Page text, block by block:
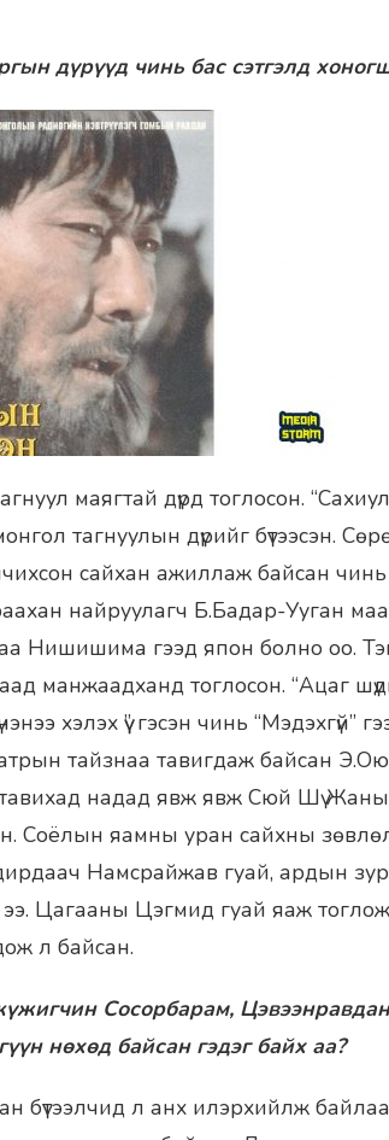
дүрүүд чинь бас сэтгэлд
маягтай дүрд тоглосон. “Сахиул
тагнуулын дүрийг бүтээсэн.
сайхан ажиллаж байсан чинь
найруулагч Б.Бадар-Ууган
Нишишима гээд япон болно оо.
манжаадханд тоглосон. “Ацаг
хэлэх үү” гэсэн чинь “Мэдэхгүй”
тайзнаа тавигдаж байсан
тавихад надад явж явж Сюй Шү
Соёлын яамны уран сайхны
Намсрайжав гуай, ардын
Цагааны Цэгмид гуай яаж тоглож
л байсан.
Сосорбарам,
нөхөд байсан гэдэг байх аа?
бүтээлчид л анх илэрхийлж байлаа